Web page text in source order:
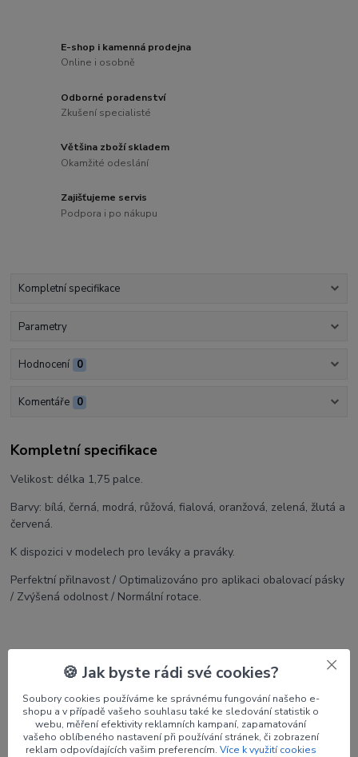
E-shop i kamenná prodejna
Online i osobně
Odborné poradenství
Zkušení specialisté
Většina zboží skladem
Okamžité odeslání
Zajišťujeme servis
Podpora i po nákupu
Kompletní specifikace
Parametry
Hodnocení 0
Komentáře 0
Kompletní specifikace
Velikost: délka 1,75 palce.
Barvy: bílá, černá, modrá, růžová, fialová, oranžová, zelená, žlutá a
červená.
K dispozici v modelech pro leváky a praváky.
Perfektní přilnavost / Optimalizováno pro aplikaci obalovací pásky
/ Zvýšená odolnost / Normální rotace.
Parametry
Výrobce JET6
Orientace LH
🍪 Jak byste rádi své cookies?
Soubory cookies používáme ke správnému fungování našeho e-
shopu a v případě vašeho souhlasu také ke sledování statistik o
webu, měření efektivity reklamních kampaní, zapamatování
vašeho oblíbeného nastavení při používání stránek, či zobrazení
reklam odpovídajících vašim preferencím. Více k využití cookies